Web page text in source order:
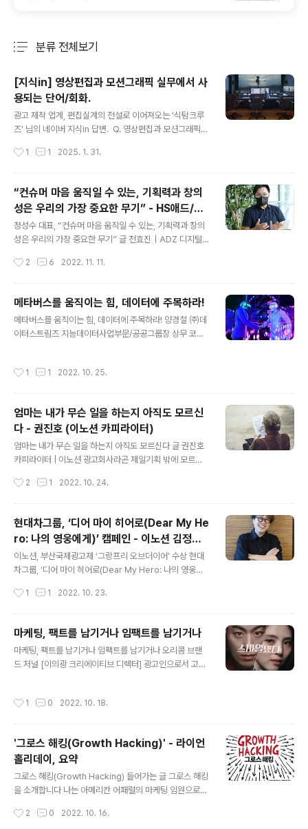
분류 전체보기
[지식in] 영상편집과 모션그래픽 실무에서 사
용되는 단어/회화.
광고 제작 업계, 편집실계의 전설로 이어져오는 '식탐크루
즈' 님의 네이버 지식in 답변. Q. 영상편집과 모션그래픽
ativity 나 composition 같은 A. 실무에서 자주쓰는 단
글이, 쌩코, 삑점, 마, 쩌스트 기깍기, 보까시, 아사모사, 아
루, 암바, 구글이, 나가리, 쌩키, 턴키 등이 있구요. 회화로
는,눌러주세요, 그림 받아놔라, 갈아 껴주세요, 테입걸어라,
예쁘게 알아서 해주세요, 시간이 없어요, 밥 시켜라, 월요일
아침에 시사입니다, 견적 없는데 네고 좀, 금방하잖아, 광고
세장 자를께요, 녹음 몇시니?, 자막이 ..
1 1 2025. 1. 31.
“컨슈머 마음 움직일 수 있는, 기획력과 창의
성은 우리의 가장 중요한 무기” - HS애드/LB
EST 정성수 대표
정성수 대표, “컨슈머 마음 움직일 수 있는, 기획력과 창의
성은 우리의 가장 중요한 무기” 글 천효진｜ADZ 디지털
고 제작 뿐만 아니라 데이터, 메타버스, 오프라인 경험을 통
속에서 업의 본질에 대해 2022 부산국제광고제 키노트 연
사로 참석한 HS애드/LBEST 정성수 대표이사를 만나 이
야기를 나눴다. 30년 넘게, 또 국내 굴지의 종합광고회사
의 CEO로서 광고계가 변화해 온 모습들을 직접 체험하고
합니다. 업의 본질이나 정체성은 변화하지 않았는데 수단
2 6 2022. 11. 11.
메타버스를 움직이는 힘, 데이터에 주목하라!
메타버스를 움직이는 힘, 데이터에 주목하라! 양경철 ㈜데
이터스트림즈 지능데이터사업부문/공공그룹장 상무 코로
구성하는 요소 중 일부 기술만 주목받고 있다. 하지만 메타
필요가 있다. 메타버스는 1992년 미국 작가 닐 스티븐슨
이 쓴 공상과학소설 ‘스노 크래시’에서 처음 사용된 개념으
로, 소설에서 메타버스는 고글을 쓰고 ‘아바타’라는 가상 신
체를 빌려 접속하는 3차원 가상공간이다. 소설의 줄거리는
와 메타버스에서 수메르 신화에 얽힌 사건의..
1 1 2022. 10. 25.
엄마는 내가 무슨 일을 하는지 아직도 모르신
다 - 권진호 (이노션 카피라이터)
엄마는 내가 무슨 일을 하는지 아직도 모르신다 글 권진호
카피라이터 | 이노션 광고회사라곤 제일기획 밖에 모르시
에 처음 관심을 갖게 된다. 이것 저것 뉴스를 검색하시던 엄
이노션 주식을 몇 주 매수하셨다. 그리고 결과는… “엄마
미안해요.” 엄마는 아들이 하는 일을 구체적으로 알지 못한
다. 환갑을 훌쩍 넘긴 엄마에게 광고 제작이란 아마 촬영 현
장에서 액션을 외치며 이 리저리 바삐 뛰어다니는 감독님
이나 촬영감독님의 모습인 듯 하다. 나쁜 사람에게 벌을 주
처럼, 선명하고 단순한 직업이었다면 얼마나 좋았을까? 그
2 1 2022. 10. 24.
현대차그룹, ‘디어 마이 히어로(Dear My He
ro: 나의 영웅에게)’ 캠페인 - 이노션 김정아
CCO 인터뷰
이노션, 부산국제광고제 ‘그랑프리 오브더이어’ 수상 현대
차그룹, ‘디어 마이 히어로(Dear My Hero: 나의 영웅에
고제에서 최고상인 ‘그랑프리 오브더이어(Grand Prix of
를 받은 15개의 수상작 가운데 심사위원들의 토론과 투표
에 의해 결정되는 ‘대상 중의 대상’을 의미한다. 이노션은
현대자동차그룹의 ‘디어 마이 히어로(Dear My Hero: 나
의 영웅에게)’ 캠페인으로 그랑프리 외에도 아웃도어 부문,
대해 이야기를 나눴다. 2022 부산국제광고제 올해의..
1 1 2022. 10. 23.
마케팅, 팩트를 남기거나 임팩트를 남기거나
마케팅, 팩트를 남기거나 임팩트를 남기거나 오리콤 브랜
드 저널 [이의광 크리에이티브 디렉터] 광고인으로서 고백
기 싫었다. 눈을 돌리면 세상 모든 것이 광고다. 눈 뜨자마
리를 폭격한다. 무수히 쏟아지는 뉴스로 가득한 세상에 이
미 뉴스는 더 이상 뉴스가 아니다. 그래서 광고 어렵다. 광
고는 뉴스를 전하는 일이다. SSG와 G마켓 글로벌의 새로
운 유료 멤버십 ‘스마일클럽’의 통합 출범도 수많은 ‘뉴스
든 멤버십이라니 자못 대단할 ..
1 0 2022. 10. 18.
'그로스 해킹(Growth Hacking)' - 라이언
홀리데이, 요약
그로스 해킹(Growth Hacking) 들어가는 글 그로스 해킹
을 소개합니다 나는 아메리칸 어패럴의 마케팅 임원으로
는 세계에서 가장 효율적으로 일하는 재봉사들이 조작하는
2 0 2022. 10. 16.